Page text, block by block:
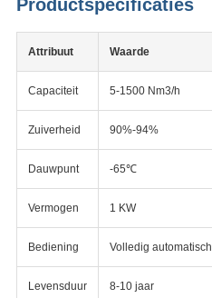
Productspecificaties
Attribuut Waarde
Capaciteit 5-1500 Nm3/h
Zuiverheid 90%-94%
Dauwpunt -65℃
Vermogen 1 KW
Bediening Volledig automatisch
Levensduur 8-10 jaar